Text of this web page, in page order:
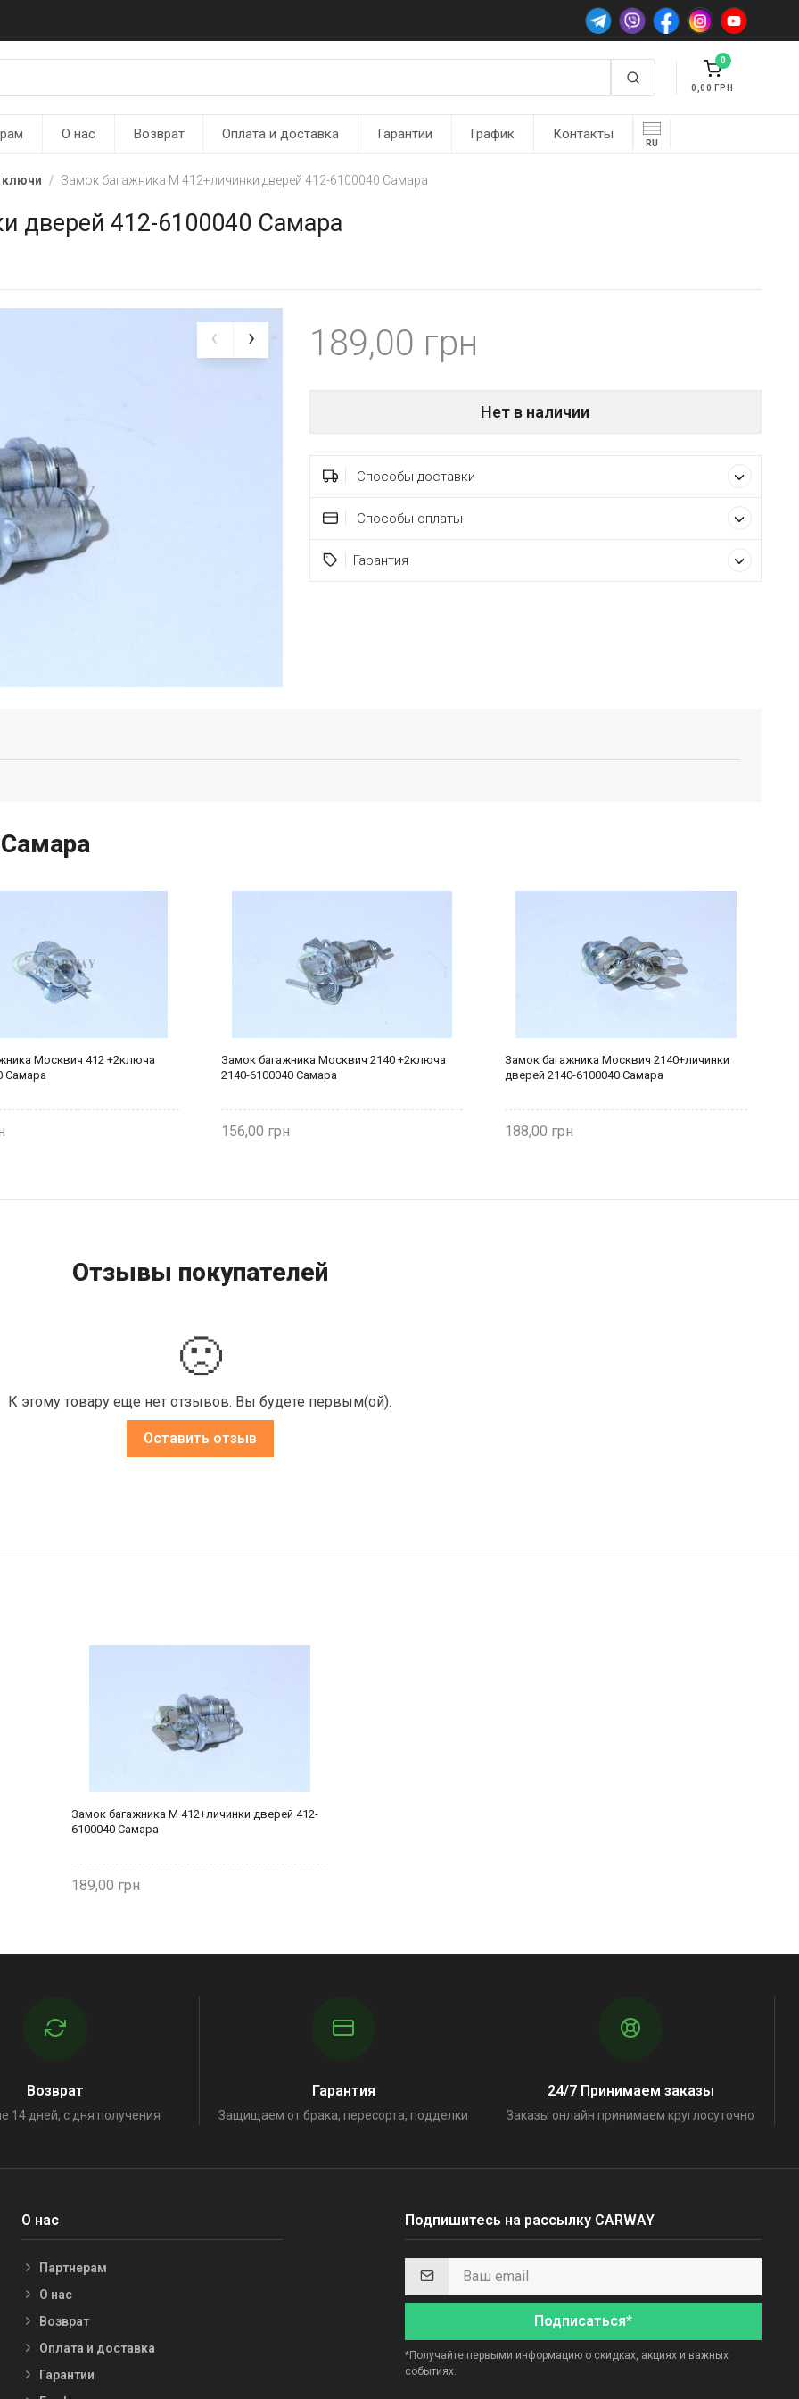
0
0,00
О нас Возврат Оплата и доставка Гарантии График Контакты
RU
ключи Замок багажника М 412+личинки дверей 412-6100040 Самара
дверей 412-6100040 Самара
189,00
Нет в наличии
Способы доставки
Способы оплаты
Гарантия
Москвич 412 +2ключа
Самара
Замок багажника Москвич 2140 +2ключа
2140-6100040 Самара
156,00
Замок багажника Москвич 2140+личинки
дверей 2140-6100040 Самара
188,00
Отзывы покупателей
🙁
К этому товару еще нет отзывов. Вы будете первым(ой).
Оставить отзыв
Замок багажника М 412+личинки дверей 412-
6100040 Самара
189,00
Возврат
14 дней, с дня получения
Гарантия
Защищаем от брака, пересорта, подделки
24/7 Принимаем заказы
Заказы онлайн принимаем круглосуточно
О нас
Партнерам
О нас
Возврат
Оплата и доставка
Гарантии
Подпишитесь на рассылку CARWAY
Подписаться*
*Получайте первыми информацию о скидках, акциях и важных
событиях.